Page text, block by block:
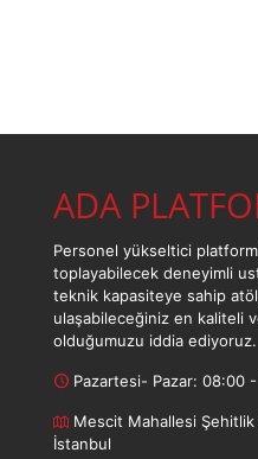
ADA
Personel yükseltici
toplayabilecek deneyimli
teknik kapasiteye sahip
ulaşabileceğiniz en kaliteli
olduğumuzu iddia ediyoruz.
Pazartesi- Pazar: 08:00
Mescit Mahallesi
İstanbul